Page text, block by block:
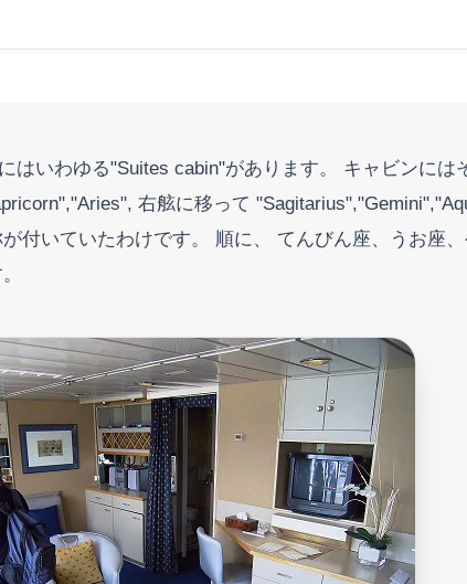
はいわゆる"Suites cabin"があります。 キャビンに
右舷に移って
付いていたわけです。 順に、 てんびん座、うお座